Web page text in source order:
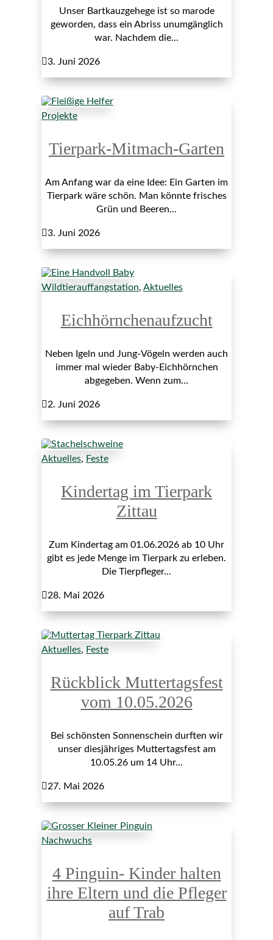
Unser Bartkauzgehege ist so marode
geworden, dass ein Abriss unumgänglich
war. Nachdem die...
3. Juni 2026
Projekte
Tierpark-Mitmach-Garten
Am Anfang war da eine Idee: Ein Garten im
Tierpark wäre schön. Man könnte frisches
Grün und Beeren...
3. Juni 2026
Wildtierauffangstation, Aktuelles
Eichhörnchenaufzucht
Neben Igeln und Jung-Vögeln werden auch
immer mal wieder Baby-Eichhörnchen
abgegeben. Wenn zum...
2. Juni 2026
Aktuelles, Feste
Kindertag im Tierpark
Zittau
Zum Kindertag am 01.06.2026 ab 10 Uhr
gibt es jede Menge im Tierpark zu erleben.
Die Tierpfleger...
28. Mai 2026
Aktuelles, Feste
Rückblick Muttertagsfest
vom 10.05.2026
Bei schönsten Sonnenschein durften wir
unser diesjähriges Muttertagsfest am
10.05.26 um 14 Uhr...
27. Mai 2026
Nachwuchs
4 Pinguin- Kinder halten
ihre Eltern und die Pfleger
auf Trab